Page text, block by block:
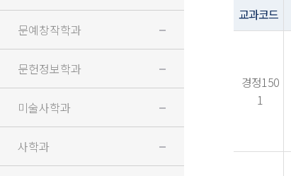
문예창작학과
문헌정보학과
미술사학과
사학과
교과코드
경정150
1